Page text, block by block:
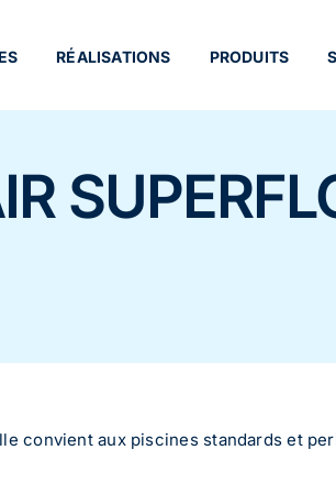
RÉALISATIONS PRODUITS
convient aux piscines standards et